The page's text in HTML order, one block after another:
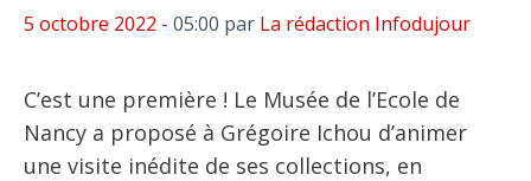
5 octobre 2022 - 05:00 par La rédaction Infodujour
C’est une première ! Le Musée de l’Ecole de
Nancy a proposé à Grégoire Ichou d’animer
une visite inédite de ses collections, en